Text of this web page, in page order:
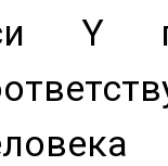
Y